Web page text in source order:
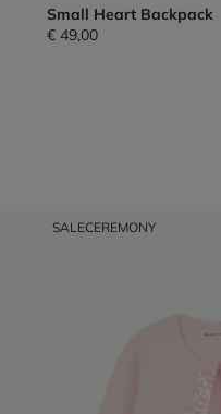
Small Heart Backpack
€ 49,00
SALECEREMONY